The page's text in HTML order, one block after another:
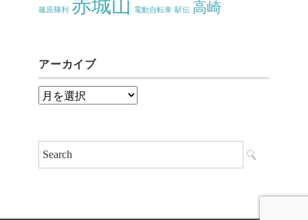
篠原輝利 赤城山 電動自転車 駅伝 高崎
アーカイブ
ア
イ